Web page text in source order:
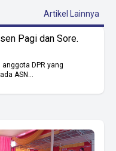
Artikel Lainnya
Pagi dan Sore.
DPR yang
ASN...